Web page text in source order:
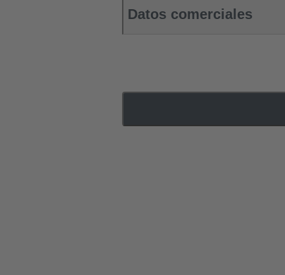
Datos comerciales